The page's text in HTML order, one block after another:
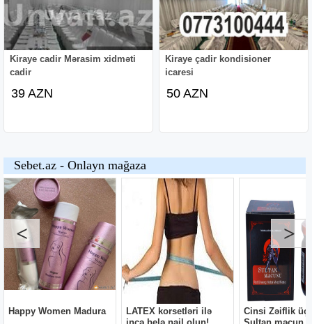
Kiraye cadir Mərasim xidməti
cadir
39 AZN
Kiraye çadir kondisioner
icaresi
50 AZN